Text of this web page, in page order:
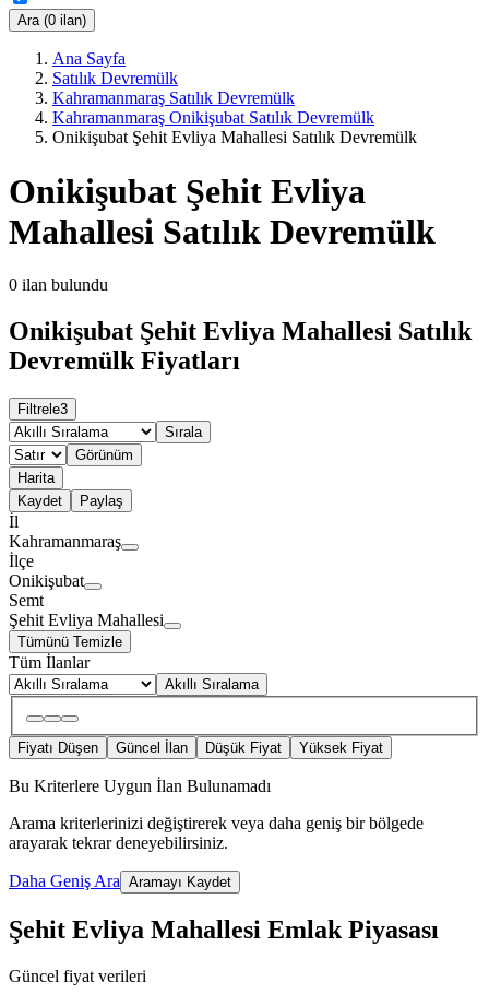
Ara (0 ilan)
Ana Sayfa
Satılık Devremülk
Kahramanmaraş Satılık Devremülk
Kahramanmaraş Onikişubat Satılık Devremülk
Onikişubat Şehit Evliya Mahallesi Satılık Devremülk
Onikişubat Şehit Evliya
Mahallesi Satılık Devremülk
0 ilan bulundu
Onikişubat Şehit Evliya Mahallesi Satılık
Devremülk Fiyatları
Filtrele3
Sırala
Görünüm
Harita
Kaydet
Paylaş
İl
Kahramanmaraş
İlçe
Onikişubat
Semt
Şehit Evliya Mahallesi
Tümünü Temizle
Tüm İlanlar
Akıllı Sıralama
Fiyatı Düşen Güncel İlan Düşük Fiyat Yüksek Fiyat
Bu Kriterlere Uygun İlan Bulunamadı
Arama kriterlerinizi değiştirerek veya daha geniş bir bölgede
arayarak tekrar deneyebilirsiniz.
Daha Geniş Ara Aramayı Kaydet
Şehit Evliya Mahallesi Emlak Piyasası
Güncel fiyat verileri